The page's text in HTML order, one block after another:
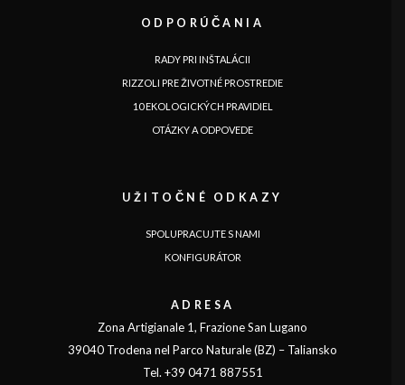
ODPORÚČANIA
RADY PRI INŠTALÁCII
RIZZOLI PRE ŽIVOTNÉ PROSTREDIE
10 EKOLOGICKÝCH PRAVIDIEL
OTÁZKY A ODPOVEDE
UŽITOČNÉ ODKAZY
SPOLUPRACUJTE S NAMI
KONFIGURÁTOR
ADRESA
Zona Artigianale 1, Frazione San Lugano
39040 Trodena nel Parco Naturale (BZ) – Taliansko
Tel. +39 0471 887551